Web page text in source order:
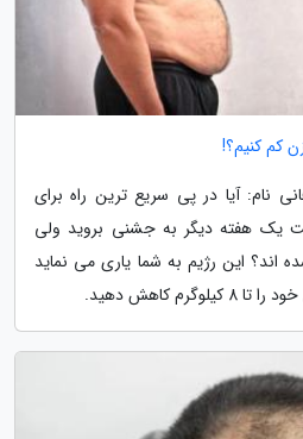
نام: آیا در پی سریع ترین راه برای
یک هفته دیگر به جشنی بروید ولی
اند؟ این رژیم به شما یاری می نماید
کاهش دهید.